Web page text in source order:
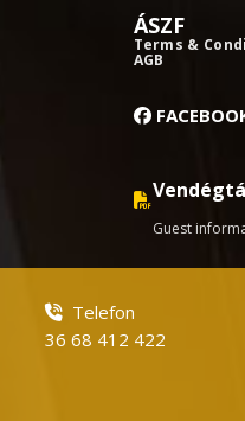
ÁSZF
Terms &
AGB
Guest
Telefon
36 68 412 422